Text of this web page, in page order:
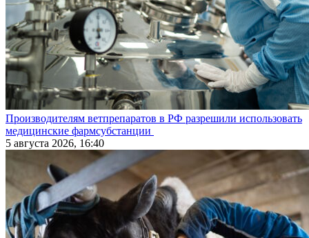
Производителям ветпрепаратов в РФ разрешили использовать
медицинские фармсубстанции
5 августа 2026, 16:40